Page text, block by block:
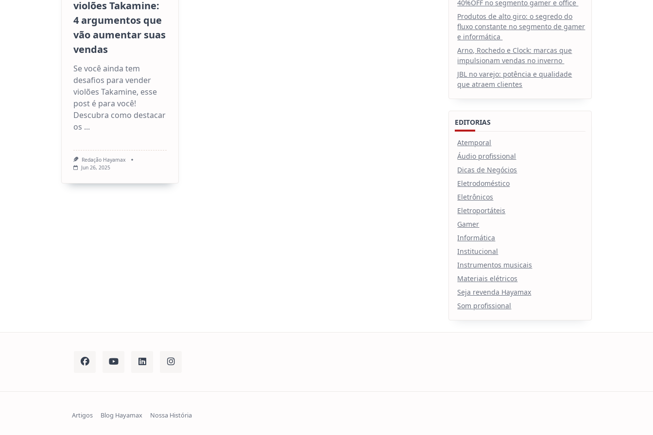
violões Takamine:
4 argumentos que
vão aumentar suas
vendas
Se você ainda tem
desafios para vender
violões Takamine, esse
post é para você!
Descubra como destacar
os ...
Redação Hayamax
Jun 26, 2025
40%OFF no segmento gamer e office
Produtos de alto giro: o segredo do
fluxo constante no segmento de gamer
e informática
Arno, Rochedo e Clock: marcas que
impulsionam vendas no inverno
JBL no varejo: potência e qualidade
que atraem clientes
EDITORIAS
Atemporal
Áudio profissional
Dicas de Negócios
Eletrodoméstico
Eletrônicos
Eletroportáteis
Gamer
Informática
Institucional
Instrumentos musicais
Materiais elétricos
Seja revenda Hayamax
Som profissional
Artigos Blog Hayamax Nossa História